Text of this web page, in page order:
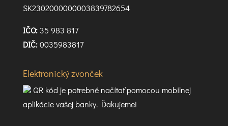
SK2302000000003839782654
IČO:35 983 817
DIČ:0035983817
Elektronický zvonček
QR kód je potrebné načítať pomocou mobilnej
aplikácie vašej banky. Ďakujeme!